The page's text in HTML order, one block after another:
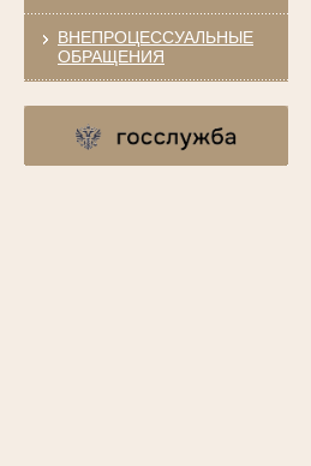
ВНЕПРОЦЕССУАЛЬНЫЕ
ОБРАЩЕНИЯ